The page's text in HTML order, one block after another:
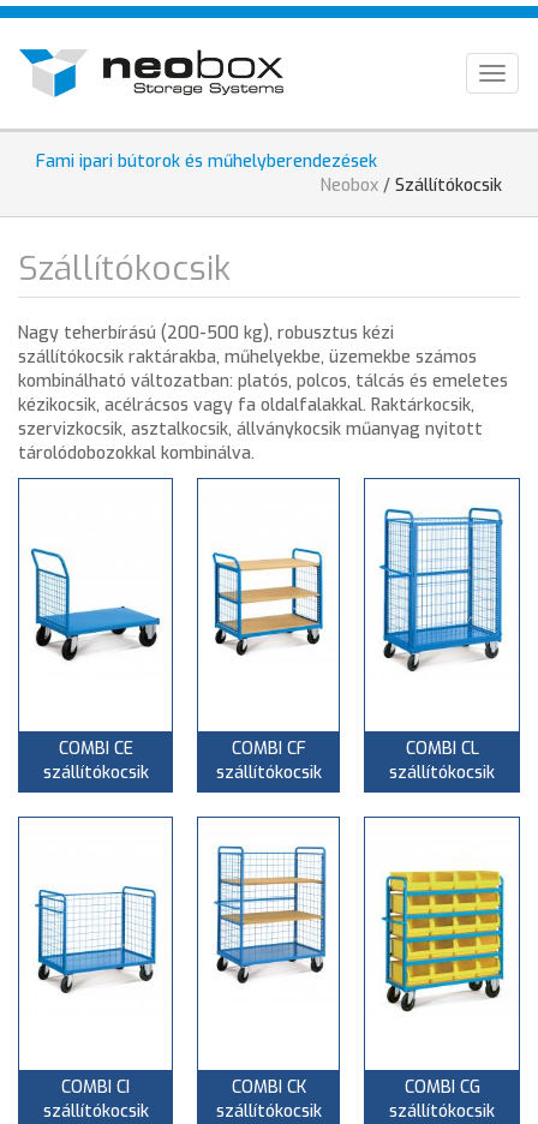
Ugrás
tartalomra
EN
Fami ipari bútorok és műhelyberendezések
Jelenlegi
hely
Neobox / Szállítókocsik
Szállítókocsik
Nagy teherbírású (200-500 kg), robusztus kézi
szállítókocsik raktárakba, műhelyekbe, üzemekbe számos
kombinálható változatban: platós, polcos, tálcás és emeletes
kézikocsik, acélrácsos vagy fa oldalfalakkal. Raktárkocsik,
szervizkocsik, asztalkocsik, állványkocsik műanyag nyitott
tárolódobozokkal kombinálva.
COMBI CE
szállítókocsik
COMBI CF
szállítókocsik
COMBI CL
szállítókocsik
COMBI CI
szállítókocsik
COMBI CK
szállítókocsik
COMBI CG
szállítókocsik